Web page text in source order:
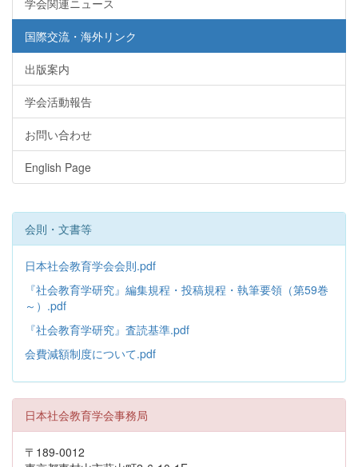
国際交流・海外リンク
出版案内
学会活動報告
お問い合わせ
English Page
会則・文書等
日本社会教育学会会則.pdf
『社会教育学研究』編集規程・投稿規程・執筆要領（第59巻
～）.pdf
『社会教育学研究』査読基準.pdf
会費減額制度について.pdf
日本社会教育学会事務局
〒189-0012